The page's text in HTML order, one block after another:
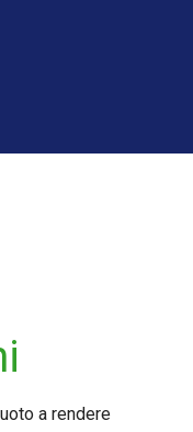
a rendere